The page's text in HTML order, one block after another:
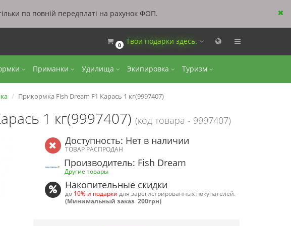
по повній передплаті на рахунок ФОП.
0 Твои подарки здесь.
Приманки Удилища Экипировка Туризм
Прикормка Fish Dream F1 Карась 1 кг(9997407)
1 кг(9997407) (код товара - 9997407)
Доступность: Нет в наличии
ТОВАР РАСПРОДАН
Производитель: Fish Dream
Другие товары
Накопительные скидки
до 10% и подарки для зарегистрированных покупателей.
(Минимальный заказ 200грн)